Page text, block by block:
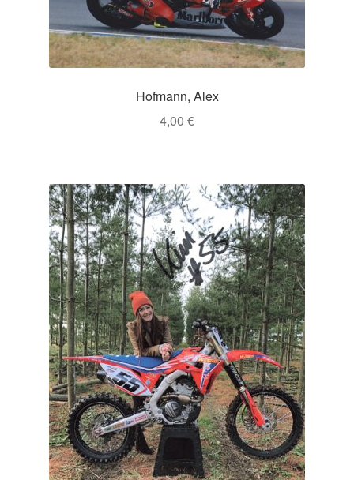
Hofmann, Alex
4,00 €